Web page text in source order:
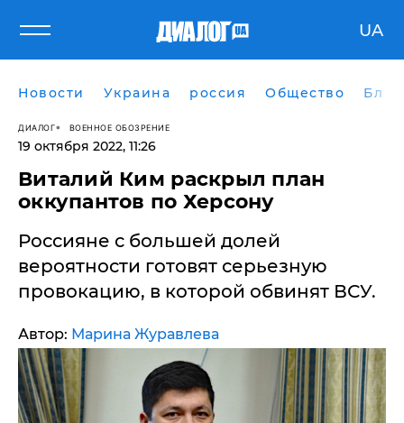
UA
Новости Украина россия Общество
ДИАЛОГ ВОЕННОЕ ОБОЗРЕНИЕ
19 октября 2022, 11:26
​Виталий Ким раскрыл план
оккупантов по Херсону
Россияне с большей долей
вероятности готовят серьезную
провокацию, в которой обвинят ВСУ.
Автор: Марина Журавлева